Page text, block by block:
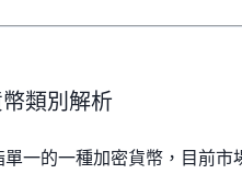
類別解析
單一的一種加密貨幣，目前市